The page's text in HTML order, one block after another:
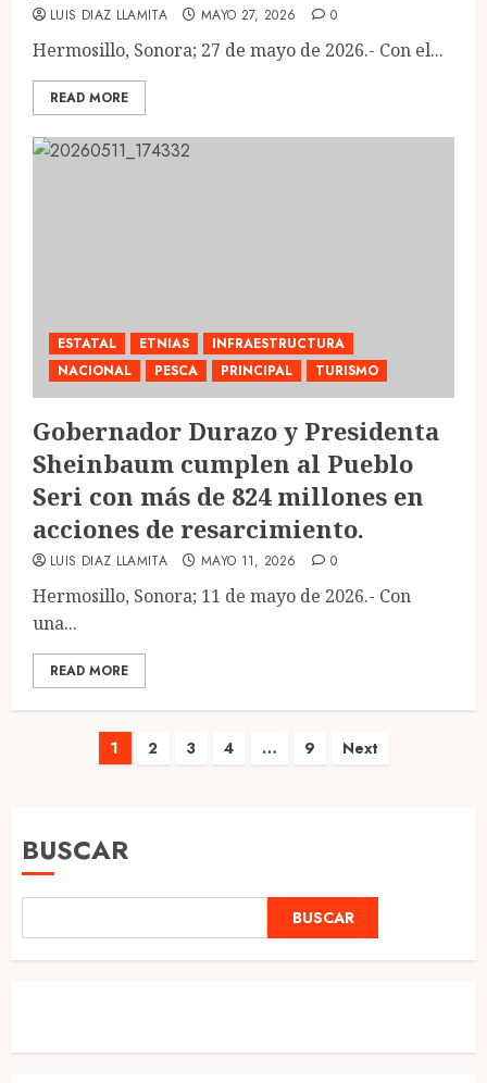
LUIS DIAZ LLAMITA MAYO 27, 2026 0
Hermosillo, Sonora; 27 de mayo de 2026.- Con el...
READ MORE
ESTATAL ETNIAS
INFRAESTRUCTURA
NACIONAL
PESCA PRINCIPAL TURISMO
Gobernador Durazo y Presidenta
Sheinbaum cumplen al Pueblo
Seri con más de 824 millones en
acciones de resarcimiento.
LUIS DIAZ LLAMITA MAYO 11, 2026 0
Hermosillo, Sonora; 11 de mayo de 2026.- Con
una...
READ MORE
Paginación
entradas
1 2 3 4 … 9 Next
BUSCAR
BUSCAR